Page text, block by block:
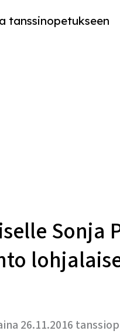
tanssinopetukseen
Sonja
26.11.2016